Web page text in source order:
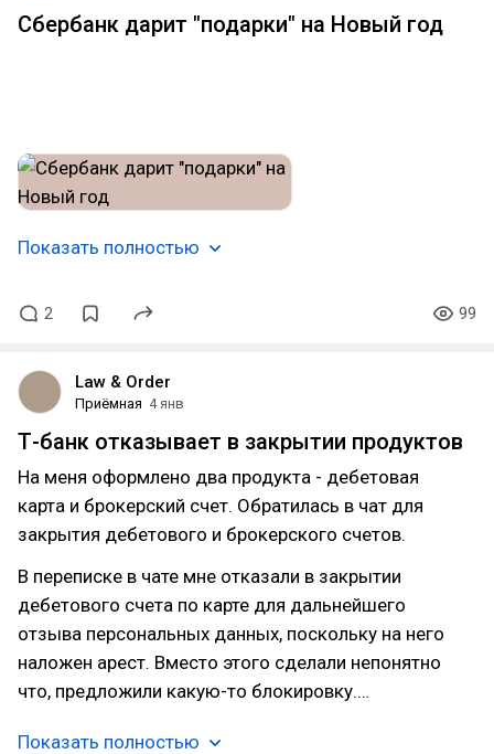
Сбербанк дарит "подарки" на Новый год
Показать полностью
2 99
Law & Order
Приёмная 4 янв
Т-банк отказывает в закрытии продуктов
На меня оформлено два продукта - дебетовая
карта и брокерский счет. Обратилась в чат для
закрытия дебетового и брокерского счетов.
В переписке в чате мне отказали в закрытии
дебетового счета по карте для дальнейшего
отзыва персональных данных, поскольку на него
наложен арест. Вместо этого сделали непонятно
что, предложили какую-то блокировку.…
Показать полностью